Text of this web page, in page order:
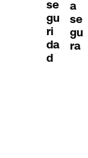
se
gu
ri
da
d
a
se
gu
ra